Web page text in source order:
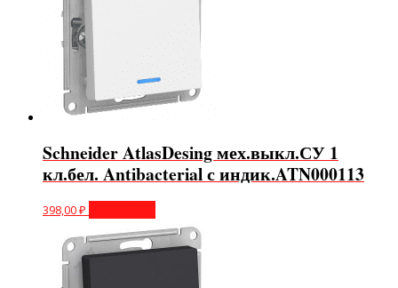
Schneider AtlasDesing мех.выкл.СУ 1
кл.бел. Antibacterial с индик.ATN000113
398,00₽